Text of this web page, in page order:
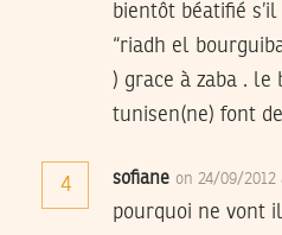
bientôt béatifié
“riadh el
) grace à zaba . le
tunisen(ne) font
4 sofiane on 24/09/2012
pourquoi ne vont